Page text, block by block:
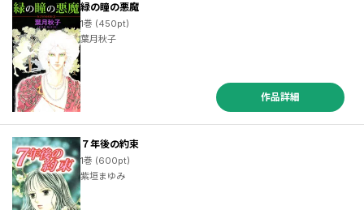
緑の瞳の悪魔
1巻 (450pt)
葉月秋子
作品詳細
７年後の約束
1巻 (600pt)
紫垣まゆみ